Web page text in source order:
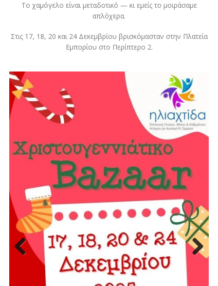
Το χαμόγελο είναι μεταδοτικό — κι εμείς το μοιράσαμε
απλόχερα.
Στις 17, 18, 20 και 24 Δεκεμβρίου βρισκόμασταν στην Πλατεία
Εμπορίου στο Περίπτερο 2.
Previous